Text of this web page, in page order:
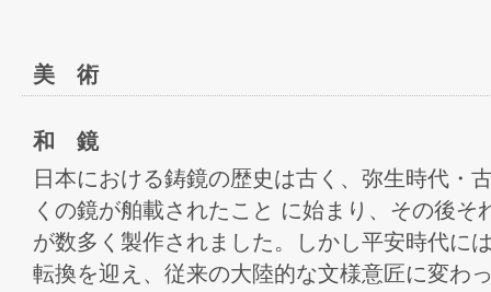
美 術
和 鏡
日本における鋳鏡の歴史は古く、弥生時代・
くの鏡が舶載されたこと に始まり、その後そ
が数多く製作されました。しかし平安時代に
転換を迎え、従来の大陸的な文様意匠に変わ